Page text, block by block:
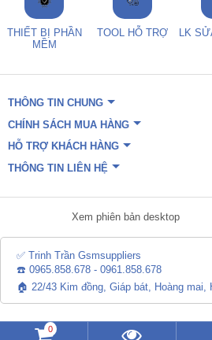
THIẾT BỊ PHẦN
MỀM
TOOL HỖ TRỢ LK
THÔNG TIN CHUNG
CHÍNH SÁCH MUA HÀNG
HỖ TRỢ KHÁCH HÀNG
THÔNG TIN LIÊN HỆ
Xem phiên bản desktop
0
✅ Trinh Trần Gsmsuppliers
☎️ 0965.858.678 - 0961.858.678
🏠 22/43 Kim đồng, Giáp bát, Hoàng mai,